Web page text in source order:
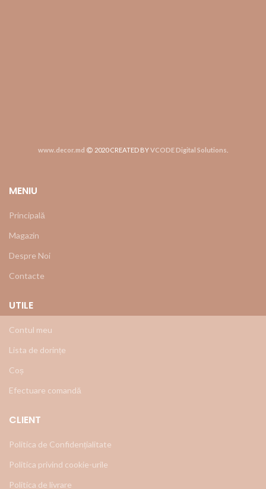
www.decor.md 2020 CREATED BYVCODE Digital Solutions
MENIU
Principală
Magazin
Despre Noi
Contacte
UTILE
Contul meu
Lista de dorințe
Coș
Efectuare comandă
CLIENT
Politica de Confidențialitate
Politica privind cookie-urile
Politica de livrare